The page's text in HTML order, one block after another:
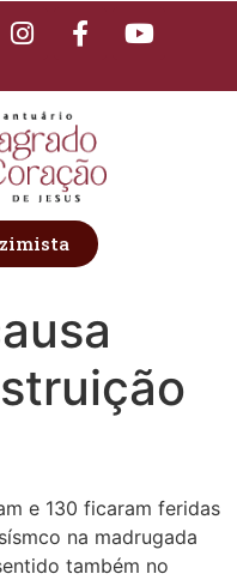
e 130 ficaram feridas
na madrugada
também no